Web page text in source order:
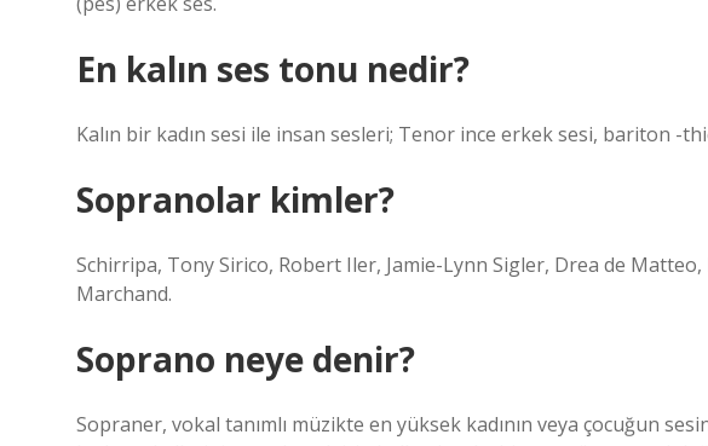
En kalın ses tonu nedir?
Kalın bir kadın sesi ile insan sesleri; Tenor ince erkek sesi, bariton -
Sopranolar kimler?
Schirripa, Tony Sirico, Robert Iler, Jamie-Lynn Sigler, Drea de
Marchand.
Soprano neye denir?
Sopraner, vokal tanımlı müzikte en yüksek kadının veya çocuğun